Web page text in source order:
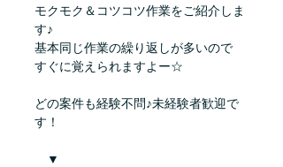
モクモク＆コツコツ作業をご紹介しま
す♪
基本同じ作業の繰り返しが多いので
すぐに覚えられますよー☆
どの案件も経験不問♪未経験者歓迎で
す！
▼